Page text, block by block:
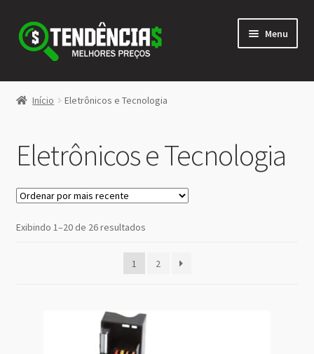
Pular
para
navegação
Pular
para
conteúdo
Menu
LOJA
Início Eletrônicos e Tecnologia
Eletrônicos e Tecnologia
Exibindo 1–20 de 26 resultadosClassificado
recente
1 2